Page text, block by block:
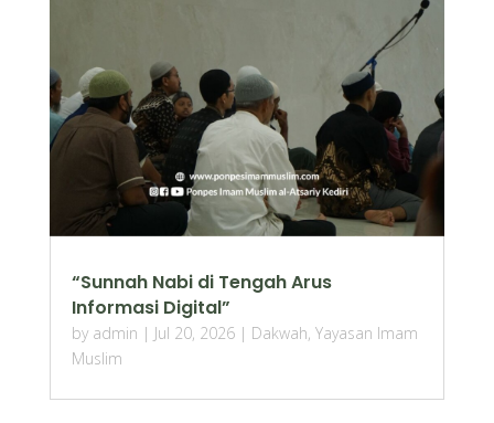
“Sunnah Nabi di Tengah Arus
Informasi Digital”
by admin | Jul 20, 2026| Dakwah, Yayasan Imam
Muslim